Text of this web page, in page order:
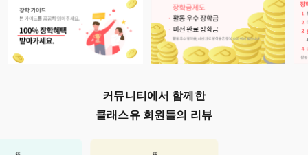
커뮤니티에서 함께한
클래스유 회원들의 리뷰